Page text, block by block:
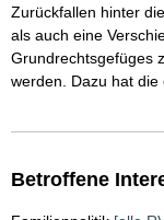
Zurückfallen hinter
als auch eine
Grundrechtsgefüges
werden. Dazu hat die
Betroffene